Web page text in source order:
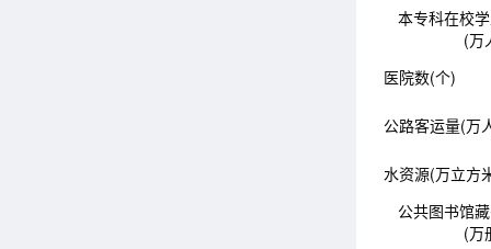
本专科在校
(万
医院数(个)
公路客运量(万
水资源(万立方
公共图书馆
(万